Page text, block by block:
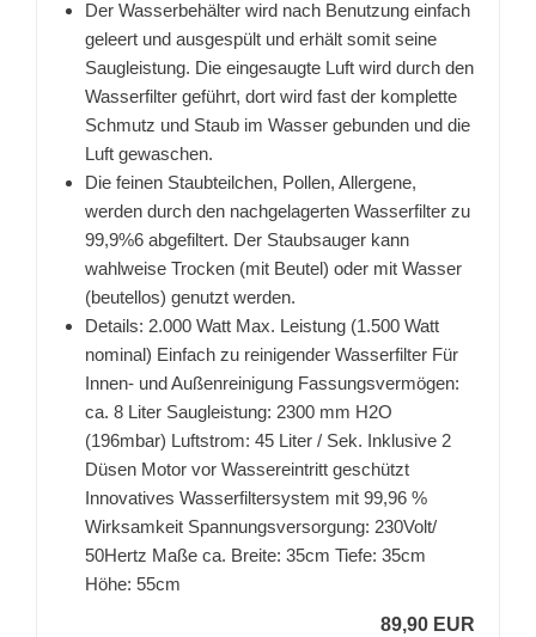
Der Wasserbehälter wird nach Benutzung einfach
geleert und ausgespült und erhält somit seine
Saugleistung. Die eingesaugte Luft wird durch den
Wasserfilter geführt, dort wird fast der komplette
Schmutz und Staub im Wasser gebunden und die
Luft gewaschen.
Die feinen Staubteilchen, Pollen, Allergene,
werden durch den nachgelagerten Wasserfilter zu
99,9%6 abgefiltert. Der Staubsauger kann
wahlweise Trocken (mit Beutel) oder mit Wasser
(beutellos) genutzt werden.
Details: 2.000 Watt Max. Leistung (1.500 Watt
nominal) Einfach zu reinigender Wasserfilter Für
Innen- und Außenreinigung Fassungsvermögen:
ca. 8 Liter Saugleistung: 2300 mm H2O
(196mbar) Luftstrom: 45 Liter / Sek. Inklusive 2
Düsen Motor vor Wassereintritt geschützt
Innovatives Wasserfiltersystem mit 99,96 %
Wirksamkeit Spannungsversorgung: 230Volt/
50Hertz Maße ca. Breite: 35cm Tiefe: 35cm
Höhe: 55cm
89,90 EUR